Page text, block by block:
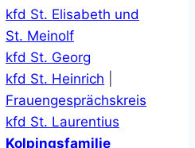
kfd St. Elisabeth und
St. Meinolf
kfd St. Georg
kfd St. Heinrich
Frauengesprächskreis
kfd St. Laurentius
Kolpingsfamilie